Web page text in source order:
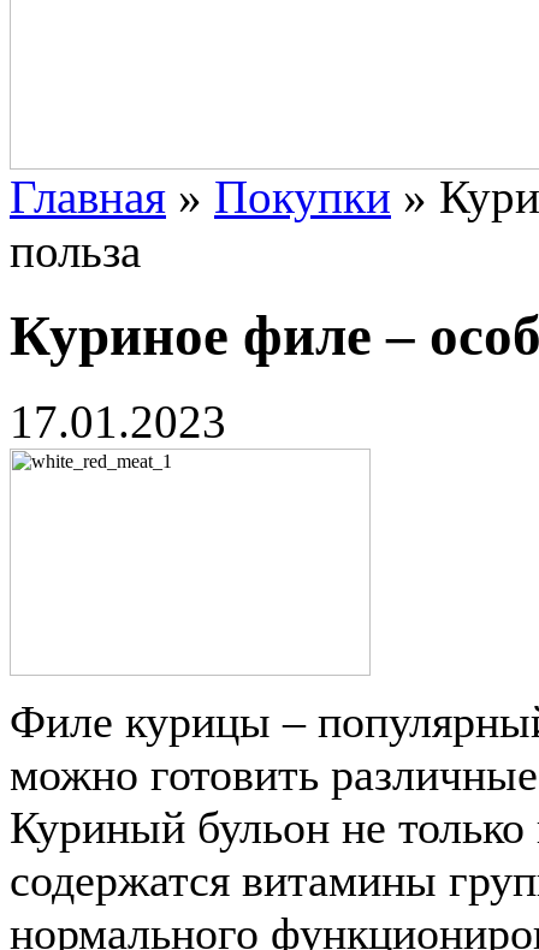
Главная » Покупки »
польза
Куриное филе –
17.01.2023
Филе курицы –
можно готовить
Куриный бульон не
содержатся витамины
нормального